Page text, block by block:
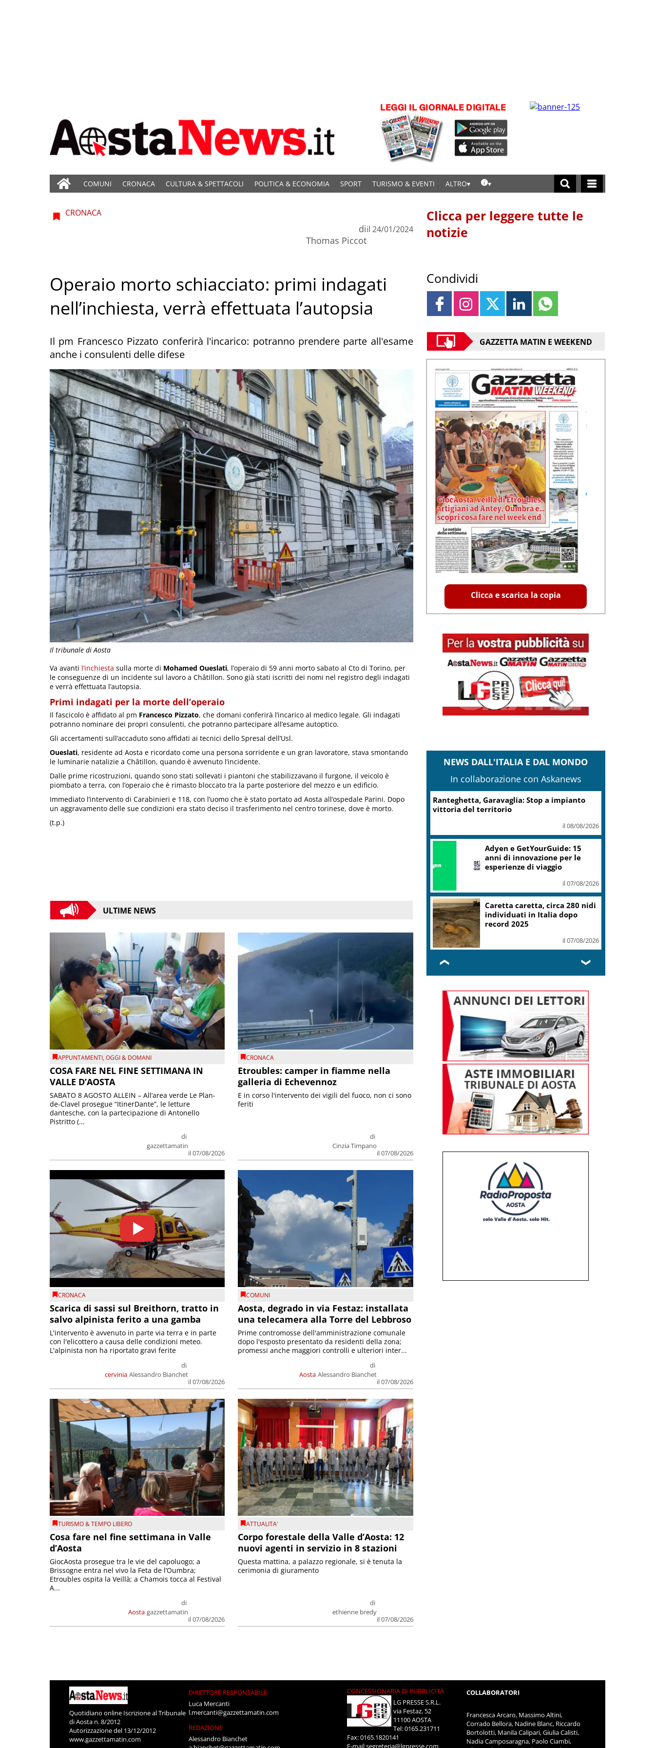
COMUNI CRONACA CULTURA & SPETTACOLI POLITICA & ECONOMIA SPORT TURISMO & EVENTI ALTRO
Il tribunale di Aosta
CRONACA
di
Thomas Piccot
il 24/01/2024
Operaio morto schiacciato: primi indagati
nell’inchiesta, verrà effettuata l’autopsia
Il pm Francesco Pizzato conferirà l'incarico: potranno prendere parte all'esame
anche i consulenti delle difese
Va avanti l’inchiesta sulla morte di Mohamed Oueslati, l’operaio di 59 anni morto sabato al Cto di Torino, per
le conseguenze di un incidente sul lavoro a Châtillon. Sono già stati iscritti dei nomi nel registro degli indagati
e verrà effettuata l’autopsia.
Primi indagati per la morte dell’operaio
Il fascicolo è affidato al pm Francesco Pizzato, che domani conferirà l’incarico al medico legale. Gli indagati
potranno nominare dei propri consulenti, che potranno partecipare all’esame autoptico.
Gli accertamenti sull’accaduto sono affidati ai tecnici dello Spresal dell’Usl.
Oueslati, residente ad Aosta e ricordato come una persona sorridente e un gran lavoratore, stava smontando
le luminarie natalizie a Châtillon, quando è avvenuto l’incidente.
Dalle prime ricostruzioni, quando sono stati sollevati i piantoni che stabilizzavano il furgone, il veicolo è
piombato a terra, con l’operaio che è rimasto bloccato tra la parte posteriore del mezzo e un edificio.
Immediato l’intervento di Carabinieri e 118, con l’uomo che è stato portato ad Aosta all’ospedale Parini. Dopo
un aggravamento delle sue condizioni era stato deciso il trasferimento nel centro torinese, dove è morto.
(t.p.)
ULTIME NEWS
APPUNTAMENTI,OGGI & DOMANI
COSA FARE NEL FINE SETTIMANA IN
VALLE D’AOSTA
di
gazzettamatin
il 07/08/2026
SABATO 8 AGOSTO ALLEIN – All’area verde Le Plan-
de-Clavel prosegue “ItinerDante”, le letture
dantesche, con la partecipazione di Antonello
Pistritto (...
CRONACA
Etroubles: camper in fiamme nella
galleria di Echevennoz
di
Cinzia Timpano
il 07/08/2026
E in corso l'intervento dei vigili del fuoco, non ci sono
feriti
CRONACA
Scarica di sassi sul Breithorn, tratto in
salvo alpinista ferito a una gamba
cervinia
di
Alessandro Bianchet
il 07/08/2026
L'intervento è avvenuto in parte via terra e in parte
con l'elicottero a causa delle condizioni meteo.
L'alpinista non ha riportato gravi ferite
COMUNI
Aosta, degrado in via Festaz: installata
una telecamera alla Torre del Lebbroso
Aosta
di
Alessandro Bianchet
il 07/08/2026
Prime contromosse dell'amministrazione comunale
dopo l'esposto presentato da residenti della zona;
promessi anche maggiori controlli e ulteriori inter...
TURISMO & TEMPO LIBERO
Cosa fare nel fine settimana in Valle
d’Aosta
Aosta
di
gazzettamatin
il 07/08/2026
GiocAosta prosegue tra le vie del capoluogo; a
Brissogne entra nel vivo la Feta de l’Oumbra;
Etroubles ospita la Veillà; a Chamois tocca al Festival
A...
ATTUALITA'
Corpo forestale della Valle d’Aosta: 12
nuovi agenti in servizio in 8 stazioni
di
ethienne bredy
il 07/08/2026
Questa mattina, a palazzo regionale, si è tenuta la
cerimonia di giuramento
Clicca per leggere tutte le
notizie
Condividi
GAZZETTA MATIN E WEEKEND
Clicca e scarica la copia
NEWS DALL'ITALIA E DAL MONDO
In collaborazione con Askanews
Ranteghetta, Garavaglia: Stop a impianto
vittoria del territorio
il 08/08/2026
Adyen e GetYourGuide: 15
anni di innovazione per le
esperienze di viaggio
il 07/08/2026
Caretta caretta, circa 280 nidi
individuati in Italia dopo
record 2025
il 07/08/2026
❮ ❯
Quotidiano online Iscrizione al Tribunale
di Aosta n. 8/2012
Autorizzazione del 13/12/2012
www.gazzettamatin.com
DIRETTORE RESPONSABILE
Luca Mercanti
l.mercanti@gazzettamatin.com
REDAZIONE
Alessandro Bianchet
CONCESSIONARIA DI PUBBLICITÀ
LG PRESSE S.R.L.
via Festaz, 52
11100 AOSTA
Tel: 0165.231711
Fax: 0165.1820141
COLLABORATORI
Francesca Arcaro, Massimo Altini,
Corrado Bellora, Nadine Blanc, Riccardo
Bortolotti, Manila Calipari, Giulia Calisti,
Nadia Camposaragna, Paolo Ciambi,